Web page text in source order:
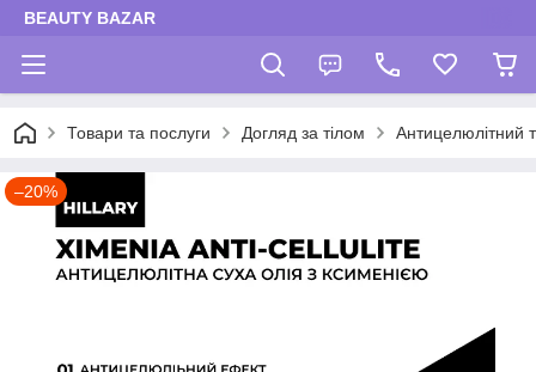
BEAUTY BAZAR
Товари та послуги Догляд за тілом Антицелюлітний
–20%